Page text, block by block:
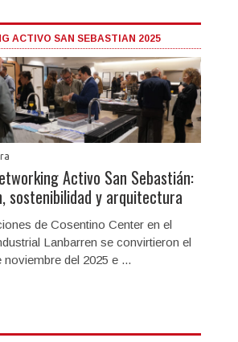
ACTIVO SAN SEBASTIAN 2025
Activo San Sebastián:
sostenibilidad y arquitectura
de Cosentino Center en el
Lanbarren se convirtieron el
noviembre del 2025 e ...